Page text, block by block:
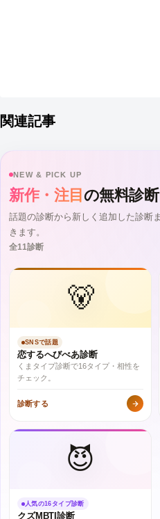
関連記事
NEW & PICK UP
新作・注目 の無料診断
話題の診断から新しく追加した診断
きます。
全11診断
🐻
SNSで話題
恋するへびべあ診断
くまタイプ診断で16タイプ・相性を
チェック。
診断する
😈
人気の16タイプ診断
クズMBTI診断